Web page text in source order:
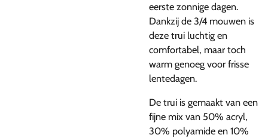
eerste zonnige dagen.
Dankzij de 3/4 mouwen is
deze trui luchtig en
comfortabel, maar toch
warm genoeg voor frisse
lentedagen.
De trui is gemaakt van een
fijne mix van 50% acryl,
30% polyamide en 10%